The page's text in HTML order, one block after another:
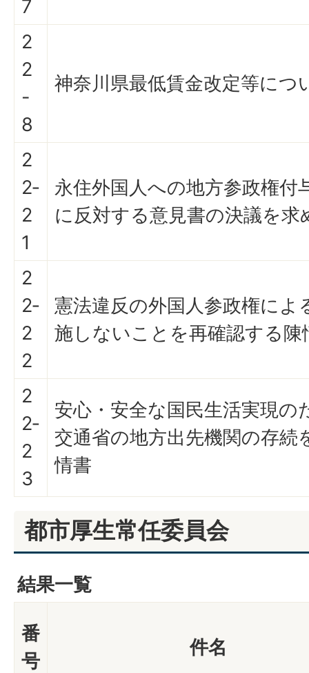
7
2
2
-
8
神奈川県最低賃金改定等につ
2
2‐
2
1
永住外国人への地方参政権付
に反対する意見書の決議を求
2
2‐
2
2
憲法違反の外国人参政権によ
施しないことを再確認する陳
2
2‐
2
3
安心・安全な国民生活実現の
交通省の地方出先機関の存続
情書
都市厚生常任委員会
結果一覧
番
号
件名